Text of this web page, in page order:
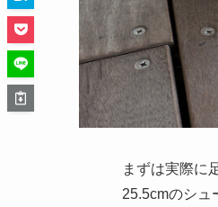
まずは実際に
25.5cmのシュ